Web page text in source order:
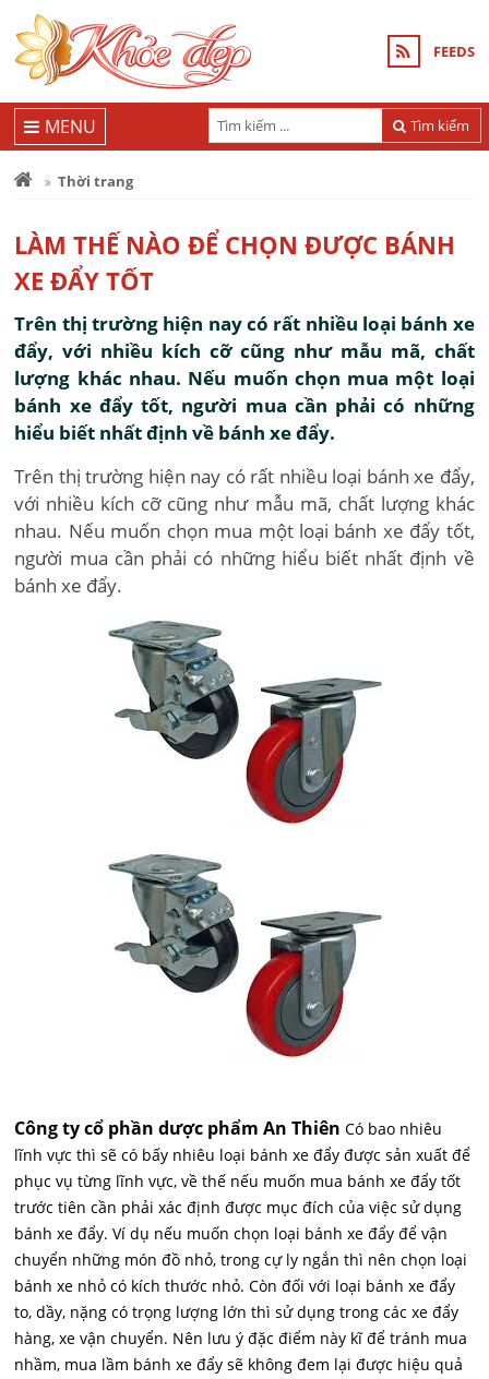
FEEDS
Tìm kiếm
MENU
Thời trang
LÀM THẾ NÀO ĐỂ CHỌN ĐƯỢC BÁNH
XE ĐẨY TỐT
Trên thị trường hiện nay có rất nhiều loại bánh xe
đẩy, với nhiều kích cỡ cũng như mẫu mã, chất
lượng khác nhau. Nếu muốn chọn mua một loại
bánh xe đẩy tốt, người mua cần phải có những
hiểu biết nhất định về bánh xe đẩy.
Trên thị trường hiện nay có rất nhiều loại bánh xe đẩy,
với nhiều kích cỡ cũng như mẫu mã, chất lượng khác
nhau. Nếu muốn chọn mua một loại bánh xe đẩy tốt,
người mua cần phải có những hiểu biết nhất định về
bánh xe đẩy.
Công ty cổ phần dược phẩm An Thiên Có bao nhiêu
lĩnh vực thì sẽ có bấy nhiêu loại bánh xe đẩy được sản xuất để
phục vụ từng lĩnh vực, về thế nếu muốn mua bánh xe đẩy tốt
trước tiên cần phải xác định được mục đích của việc sử dụng
bánh xe đẩy. Ví dụ nếu muốn chọn loại bánh xe đẩy để vận
chuyển những món đồ nhỏ, trong cự ly ngắn thì nên chọn loại
bánh xe nhỏ có kích thước nhỏ. Còn đối với loại bánh xe đẩy
to, dầy, nặng có trọng lượng lớn thì sử dụng trong các xe đẩy
hàng, xe vận chuyển. Nên lưu ý đặc điểm này kĩ để tránh mua
nhầm, mua lầm bánh xe đẩy sẽ không đem lại được hiệu quả